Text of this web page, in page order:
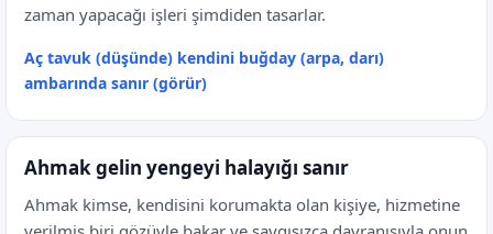
zaman yapacağı işleri şimdiden tasarlar.
Aç tavuk (düşünde) kendini buğday (arpa, darı)
ambarında sanır (görür)
Ahmak gelin yengeyi halayığı sanır
Ahmak kimse, kendisini korumakta olan kişiye, hizmetine